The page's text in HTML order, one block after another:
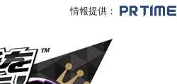
情報提供：